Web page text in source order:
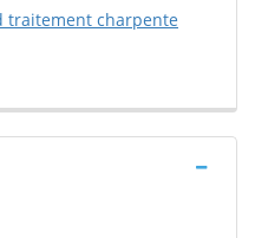
traitement charpente